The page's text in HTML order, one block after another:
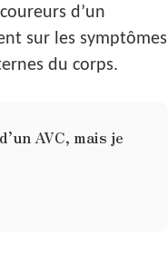
d’un
sur les symptômes
du corps.
AVC, mais je